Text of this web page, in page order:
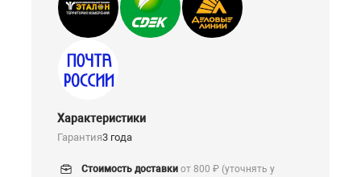
Характеристики
Гарантия3 года
Стоимость доставки от 800 ₽ (уточнять у